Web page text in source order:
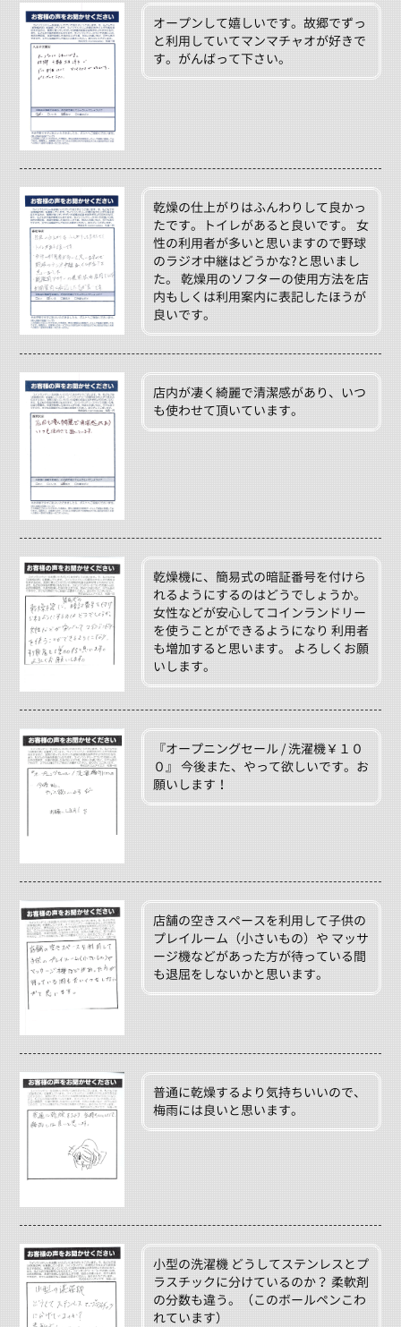
オープンして嬉しいです。故郷でずっ
と利用していてマンマチャオが好きで
す。がんばって下さい。
乾燥の仕上がりはふんわりして良かっ
たです。トイレがあると良いです。 女
性の利用者が多いと思いますので野球
のラジオ中継はどうかな?と思いまし
た。 乾燥用のソフターの使用方法を店
内もしくは利用案内に表記したほうが
良いです。
店内が凄く綺麗で清潔感があり、いつ
も使わせて頂いています。
乾燥機に、簡易式の暗証番号を付けら
れるようにするのはどうでしょうか。
女性などが安心してコインランドリー
を使うことができるようになり 利用者
も増加すると思います。 よろしくお願
いします。
『オープニングセール / 洗濯機￥１０
０』 今後また、やって欲しいです。お
願いします！
店舗の空きスペースを利用して子供の
プレイルーム（小さいもの）や マッサ
ージ機などがあった方が待っている間
も退屈をしないかと思います。
普通に乾燥するより気持ちいいので、
梅雨には良いと思います。
小型の洗濯機 どうしてステンレスとプ
ラスチックに分けているのか？ 柔軟剤
の分数も違う。（このボールペンこわ
れています）